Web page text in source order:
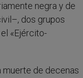
negra y de
dos grupos
«Ejército-
de decenas